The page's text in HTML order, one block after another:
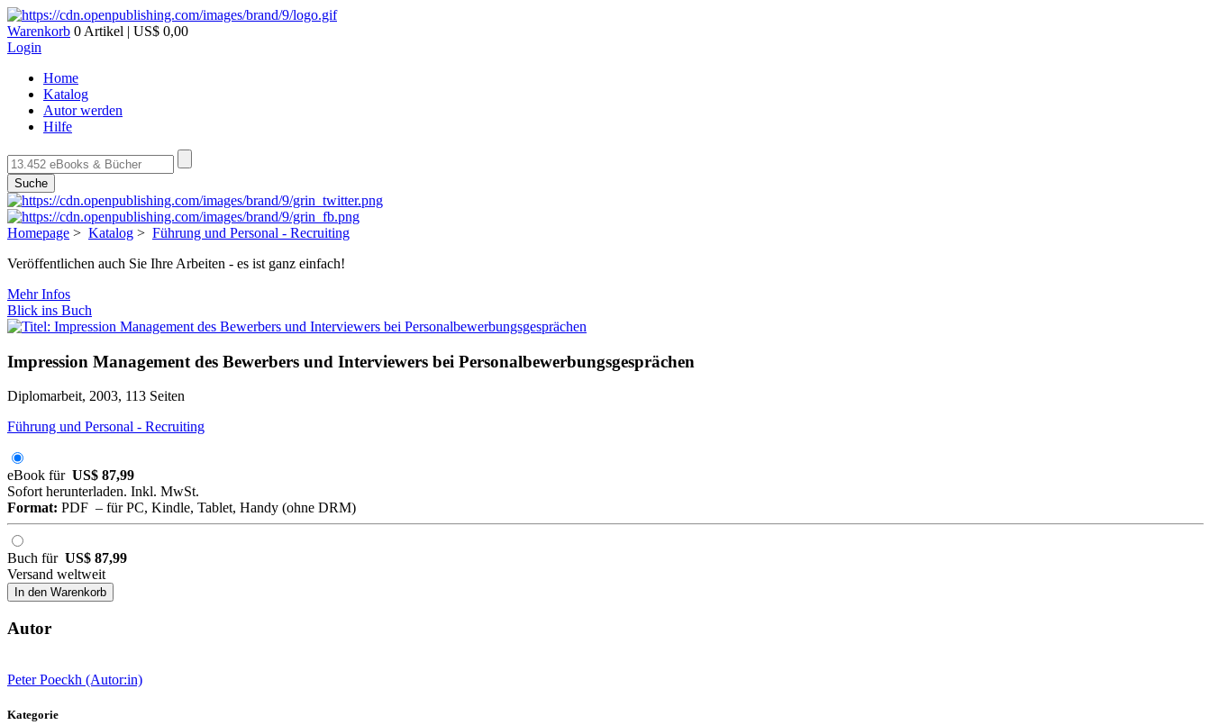
Warenkorb 0 Artikel | US$ 0,00
Login
Home
Katalog
Autor werden
Hilfe
Suche
Homepage > Katalog > Führung und Personal - Recruiting
Veröffentlichen auch Sie Ihre Arbeiten - es ist ganz einfach!
Mehr Infos
Blick ins Buch
Impression Management des Bewerbers und Interviewers bei Personalbewerbungsgesprächen
Diplomarbeit, 2003, 113 Seiten
Führung und Personal - Recruiting
eBook für US$ 87,99
Sofort herunterladen. Inkl. MwSt.
Format: PDF – für PC, Kindle, Tablet, Handy (ohne DRM)
Buch für US$ 87,99
Versand weltweit
In den Warenkorb
Autor
Peter Poeckh (Autor:in)
Kategorie